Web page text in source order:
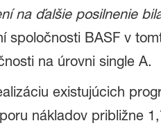
na ďalšie posilnenie
spoločnosti BASF v
na úrovni single A.
existujúcich
nákladov približne